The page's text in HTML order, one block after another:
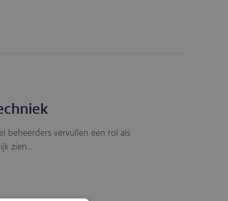
beheerders vervullen een rol als
zien…